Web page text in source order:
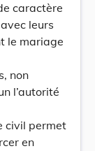
caractère
leurs
le mariage
non
l’autorité
civil permet
en